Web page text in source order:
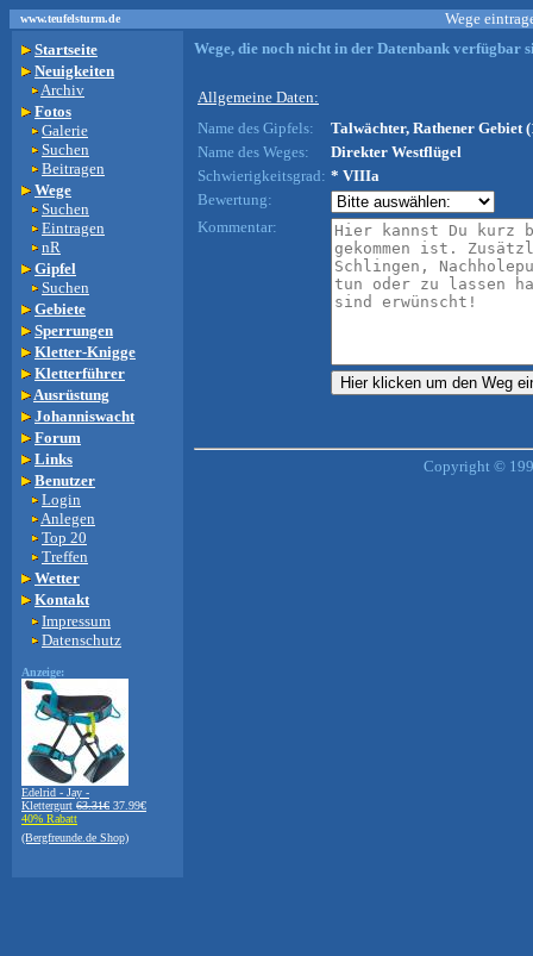
www.teufelsturm.de
Wege
Startseite
Neuigkeiten
Archiv
Fotos
Galerie
Suchen
Beitragen
Wege
Suchen
Eintragen
nR
Gipfel
Suchen
Gebiete
Sperrungen
Kletter-Knigge
Kletterführer
Ausrüstung
Johanniswacht
Forum
Links
Benutzer
Login
Anlegen
Top 20
Treffen
Wetter
Kontakt
Impressum
Datenschutz
Anzeige:
Edelrid - Jay -
Klettergurt 63.31€ 37.99€
40% Rabatt
(Bergfreunde.de Shop)
Wege, die noch nicht in der Datenbank verfügbar
Allgemeine Daten:
Name des Gipfels:
Talwächter, Rathener Gebiet
Name des Weges:
Direkter Westflügel
Schwierigkeitsgrad: * VIIIa
Bewertung:
Kommentar:
Copyright ©